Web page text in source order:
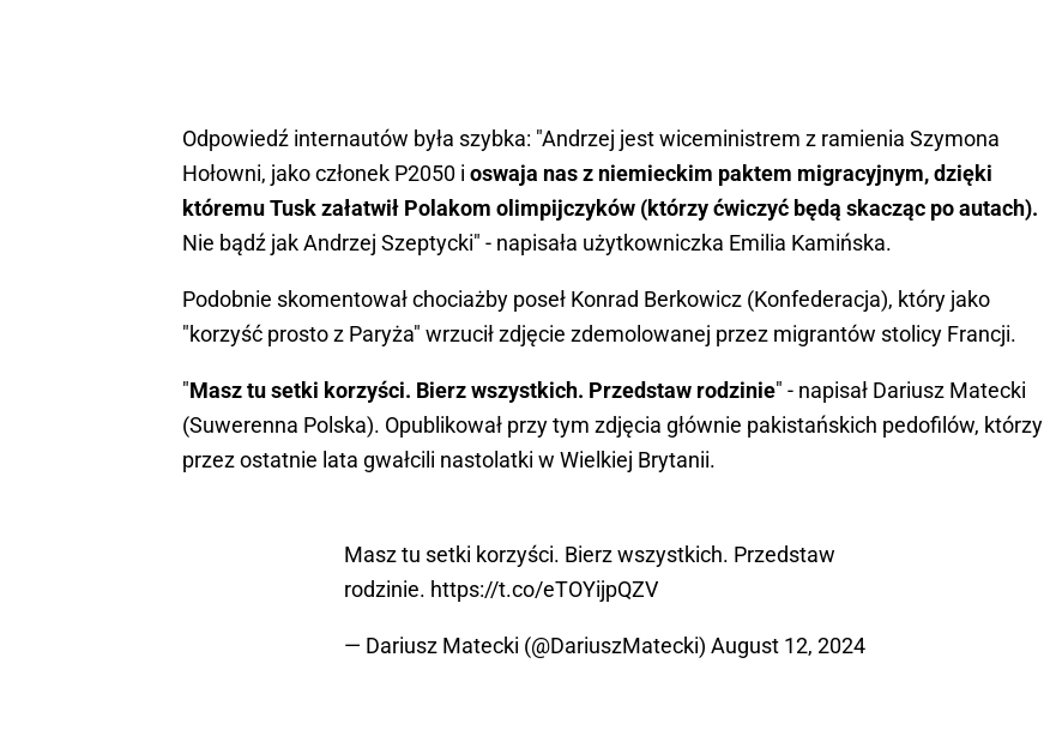
Odpowiedź internautów była szybka: "Andrzej jest wiceministrem z ramienia Szymona
Hołowni, jako członek P2050 i oswaja nas z niemieckim paktem migracyjnym, dzięki
któremu Tusk załatwił Polakom olimpijczyków (którzy ćwiczyć będą skacząc po autach).
Nie bądź jak Andrzej Szeptycki" - napisała użytkowniczka Emilia Kamińska.
Podobnie skomentował chociażby poseł Konrad Berkowicz (Konfederacja), który jako
"korzyść prosto z Paryża" wrzucił zdjęcie zdemolowanej przez migrantów stolicy Francji.
"Masz tu setki korzyści. Bierz wszystkich. Przedstaw rodzinie" - napisał Dariusz Matecki
(Suwerenna Polska). Opublikował przy tym zdjęcia głównie pakistańskich pedofilów, którzy
przez ostatnie lata gwałcili nastolatki w Wielkiej Brytanii.
Masz tu setki korzyści. Bierz wszystkich. Przedstaw
rodzinie. https://t.co/eTOYijpQZV
— Dariusz Matecki (@DariuszMatecki) August 12, 2024